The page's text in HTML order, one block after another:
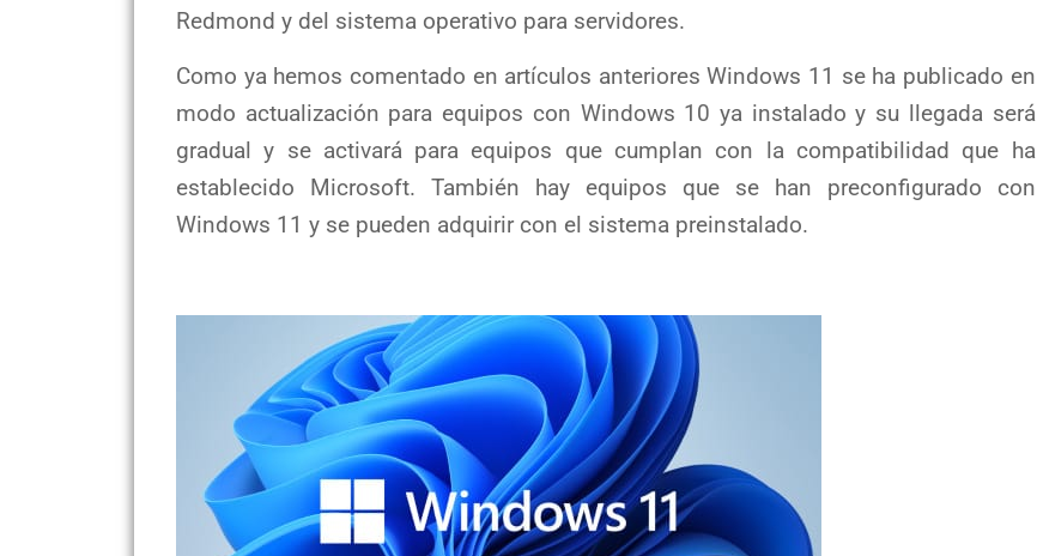
Redmond y del sistema operativo para servidores.
Como ya hemos comentado en artículos anteriores Windows 11 se ha publicado en
modo actualización para equipos con Windows 10 ya instalado y su llegada será
gradual y se activará para equipos que cumplan con la compatibilidad que ha
establecido Microsoft. También hay equipos que se han preconfigurado con
Windows 11 y se pueden adquirir con el sistema preinstalado.